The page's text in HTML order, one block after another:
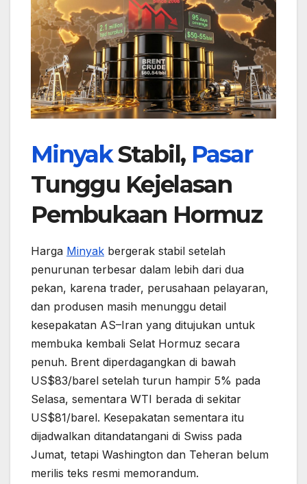
MinyakStabil, Pasar
Tunggu Kejelasan
Pembukaan Hormuz
Harga Minyak bergerak stabil setelah
penurunan terbesar dalam lebih dari dua
pekan, karena trader, perusahaan pelayaran,
dan produsen masih menunggu detail
kesepakatan AS–Iran yang ditujukan untuk
membuka kembali Selat Hormuz secara
penuh. Brent diperdagangkan di bawah
US$83/barel setelah turun hampir 5% pada
Selasa, sementara WTI berada di sekitar
US$81/barel. Kesepakatan sementara itu
dijadwalkan ditandatangani di Swiss pada
Jumat, tetapi Washington dan Teheran belum
merilis teks resmi memorandum.